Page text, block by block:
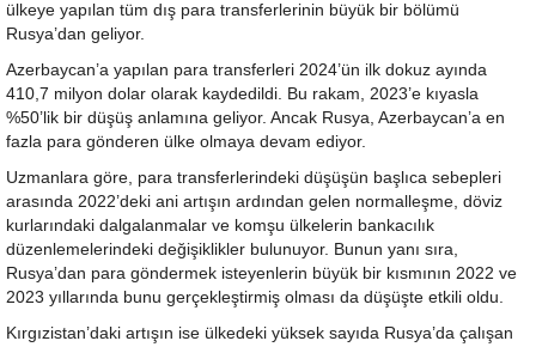
ülkeye yapılan tüm dış para transferlerinin büyük bir bölümü
Rusya’dan geliyor.
Azerbaycan’a yapılan para transferleri 2024’ün ilk dokuz ayında
410,7 milyon dolar olarak kaydedildi. Bu rakam, 2023’e kıyasla
%50’lik bir düşüş anlamına geliyor. Ancak Rusya, Azerbaycan’a en
fazla para gönderen ülke olmaya devam ediyor.
Uzmanlara göre, para transferlerindeki düşüşün başlıca sebepleri
arasında 2022’deki ani artışın ardından gelen normalleşme, döviz
kurlarındaki dalgalanmalar ve komşu ülkelerin bankacılık
düzenlemelerindeki değişiklikler bulunuyor. Bunun yanı sıra,
Rusya’dan para göndermek isteyenlerin büyük bir kısmının 2022 ve
2023 yıllarında bunu gerçekleştirmiş olması da düşüşte etkili oldu.
Kırgızistan’daki artışın ise ülkedeki yüksek sayıda Rusya’da çalışan